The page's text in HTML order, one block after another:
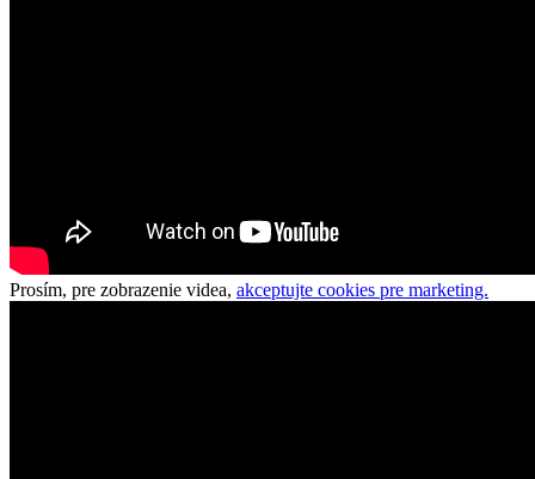
Prosím, pre zobrazenie videa, akceptujte cookies pre marketing.